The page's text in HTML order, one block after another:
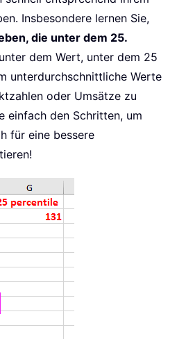
Insbesondere lernen Sie,
die unter dem 25.
dem Wert, unter dem 25
unterdurchschnittliche Werte
oder Umsätze zu
einfach den Schritten, um
für eine bessere